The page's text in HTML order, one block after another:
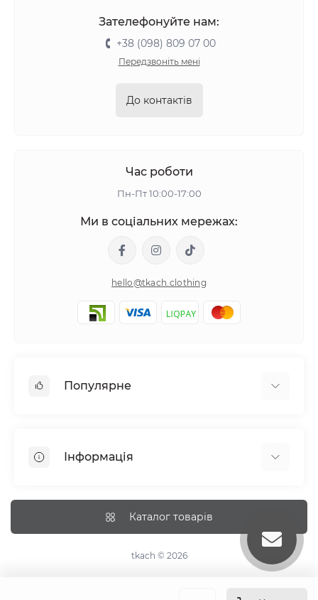
Зателефонуйте нам:
+38 (098) 809 07 00
Передзвоніть мені
До контактів
Час роботи
Пн-Пт 10:00-17:00
Ми в соціальних мережах:
hello@tkach.clothing
Популярне
Простирадла на резинці
Інформація
Доставка
Каталог товарів
tkach © 2026